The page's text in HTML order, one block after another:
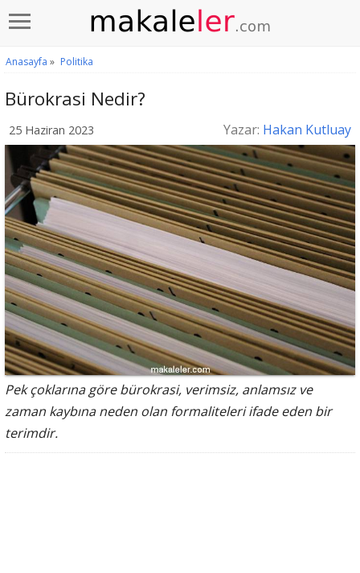
Anasayfa » Politika
Bürokrasi Nedir?
25 Haziran 2023 Yazar: Hakan Kutluay
Pek çoklarına göre bürokrasi, verimsiz, anlamsız ve
zaman kaybına neden olan formaliteleri ifade eden bir
terimdir.